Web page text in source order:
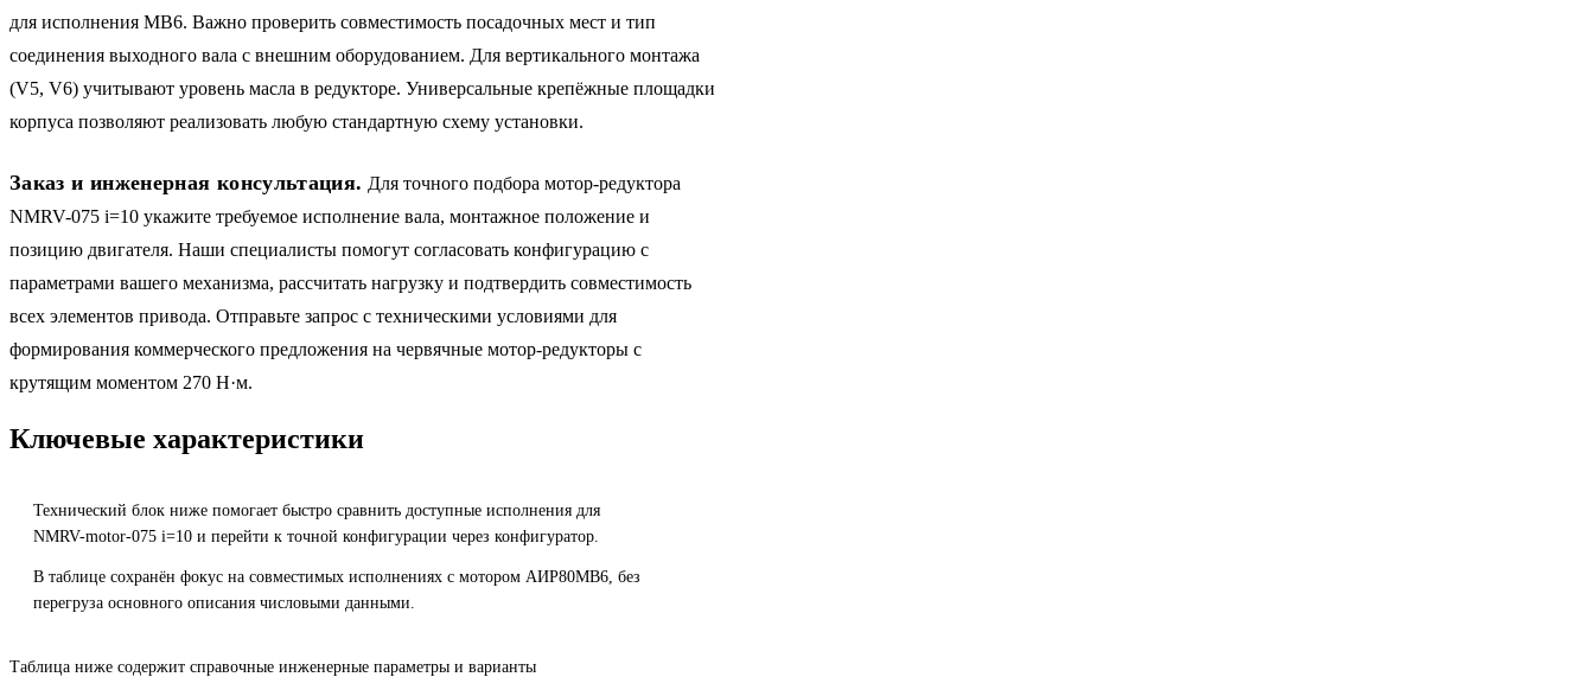
для исполнения MB6. Важно проверить совместимость посадочных мест и тип
соединения выходного вала с внешним оборудованием. Для вертикального монтажа
(V5, V6) учитывают уровень масла в редукторе. Универсальные крепёжные площадки
корпуса позволяют реализовать любую стандартную схему установки.
Заказ и инженерная консультация. Для точного подбора мотор-редуктора
NMRV-075 i=10 укажите требуемое исполнение вала, монтажное положение и
позицию двигателя. Наши специалисты помогут согласовать конфигурацию с
параметрами вашего механизма, рассчитать нагрузку и подтвердить совместимость
всех элементов привода. Отправьте запрос с техническими условиями для
формирования коммерческого предложения на червячные мотор-редукторы с
крутящим моментом 270 Н·м.
Ключевые характеристики
Технический блок ниже помогает быстро сравнить доступные исполнения для
NMRV-motor-075 i=10 и перейти к точной конфигурации через конфигуратор.
В таблице сохранён фокус на совместимых исполнениях с мотором АИР80MB6, без
перегруза основного описания числовыми данными.
Таблица ниже содержит справочные инженерные параметры и варианты